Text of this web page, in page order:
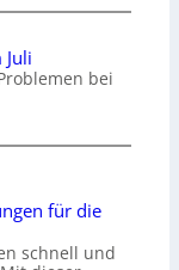
bei
für die
schnell und